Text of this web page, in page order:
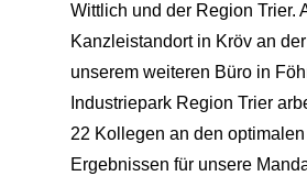
Wittlich und der Region Trier.
Kanzleistandort in Kröv an
unserem weiteren Büro in
Industriepark Region Trier
22 Kollegen an den optimalen
Ergebnissen für unsere